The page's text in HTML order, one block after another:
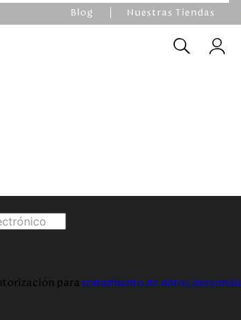
Blog Nuestras Tiendas
para tratamiento de datos